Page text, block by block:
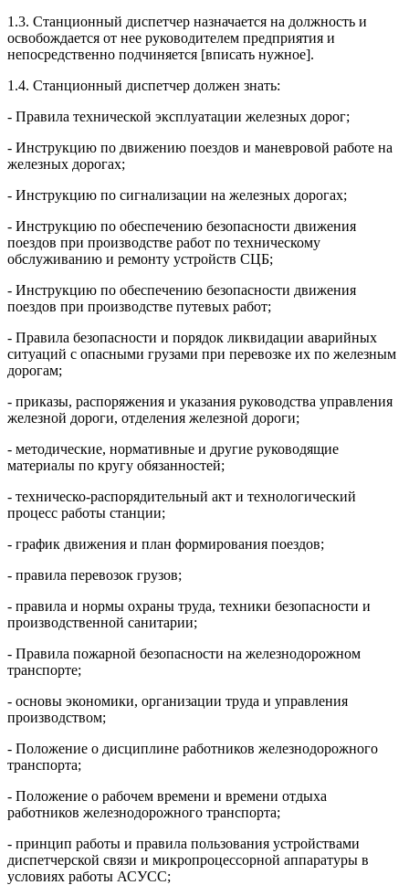
1.3. Станционный диспетчер назначается на должность и
освобождается от нее руководителем предприятия и
непосредственно подчиняется [вписать нужное].
1.4. Станционный диспетчер должен знать:
- Правила технической эксплуатации железных дорог;
- Инструкцию по движению поездов и маневровой работе на
железных дорогах;
- Инструкцию по сигнализации на железных дорогах;
- Инструкцию по обеспечению безопасности движения
поездов при производстве работ по техническому
обслуживанию и ремонту устройств СЦБ;
- Инструкцию по обеспечению безопасности движения
поездов при производстве путевых работ;
- Правила безопасности и порядок ликвидации аварийных
ситуаций с опасными грузами при перевозке их по железным
дорогам;
- приказы, распоряжения и указания руководства управления
железной дороги, отделения железной дороги;
- методические, нормативные и другие руководящие
материалы по кругу обязанностей;
- техническо-распорядительный акт и технологический
процесс работы станции;
- график движения и план формирования поездов;
- правила перевозок грузов;
- правила и нормы охраны труда, техники безопасности и
производственной санитарии;
- Правила пожарной безопасности на железнодорожном
транспорте;
- основы экономики, организации труда и управления
производством;
- Положение о дисциплине работников железнодорожного
транспорта;
- Положение о рабочем времени и времени отдыха
работников железнодорожного транспорта;
- принцип работы и правила пользования устройствами
диспетчерской связи и микропроцессорной аппаратуры в
условиях работы АСУСС;